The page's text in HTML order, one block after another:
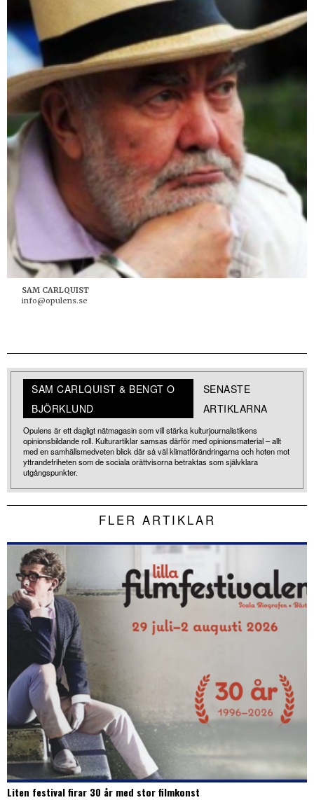
SAM CARLQUIST
info@opulens.se
SAM CARLQUIST & BENGT O
BJÖRKLUND
SENASTE
ARTIKLARNA
Opulens är ett dagligt nätmagasin som vill stärka kulturjournalistikens
opinionsbildande roll. Kulturartiklar samsas därför med opinionsmaterial – allt
med en samhällsmedveten blick där så väl klimatförändringarna och hoten mot
yttrandefriheten som de sociala orättvisorna betraktas som självklara
utgångspunkter.
FLER ARTIKLAR
Liten festival firar 30 år med stor filmkonst